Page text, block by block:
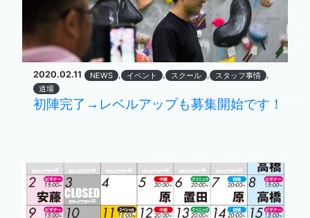
2020.02.11 NEWS , イベント , スクール , スタッフ事情 ,
道場
初陣完了→レベルアップも募集開始です！